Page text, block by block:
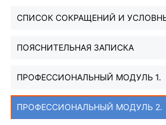
СПИСОК СОКРАЩЕНИЙ И
ПОЯСНИТЕЛЬНАЯ ЗАПИСКА
ПРОФЕССИОНАЛЬНЫЙ МОДУЛЬ 1.
ПРОФЕССИОНАЛЬНЫЙ МОДУЛЬ 2.